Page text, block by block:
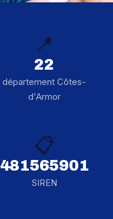
📍
22
département Côtes-
d'Armor
📋
481565901
SIREN